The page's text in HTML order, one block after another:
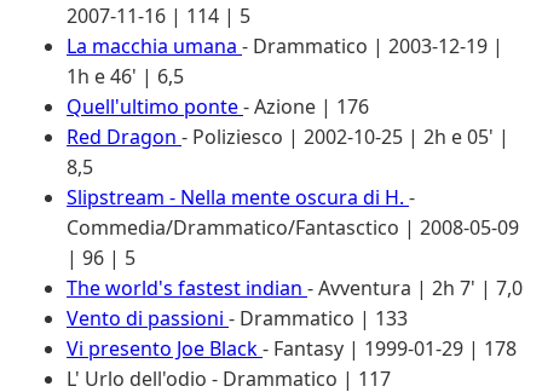
2007-11-16 | 114 | 5
La macchia umana - Drammatico | 2003-12-19 |
1h e 46' | 6,5
Quell'ultimo ponte- Azione | 176
Red Dragon - Poliziesco | 2002-10-25 | 2h e 05' |
8,5
Slipstream - Nella mente oscura di H. -
Commedia/Drammatico/Fantasctico | 2008-05-09
| 96 | 5
The world's fastest indian - Avventura | 2h 7' | 7,0
Vento di passioni - Drammatico | 133
Vi presento Joe Black- Fantasy | 1999-01-29 | 178
L' Urlo dell'odio - Drammatico | 117